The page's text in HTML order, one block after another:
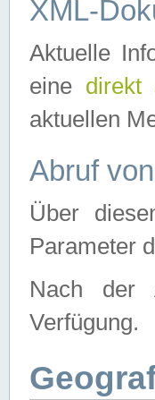
XML-
Aktuelle
eine direkt
aktuellen
Abruf
Über
Parameter
Nach der
Verfügung.